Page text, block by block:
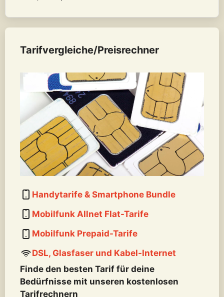
Tarifvergleiche/Preisrechner
Handytarife & Smartphone Bundle
Mobilfunk Allnet Flat-Tarife
Mobilfunk Prepaid-Tarife
DSL, Glasfaser und Kabel-Internet
Finde den besten Tarif für deine
Bedürfnisse mit unseren kostenlosen
Tarifrechnern